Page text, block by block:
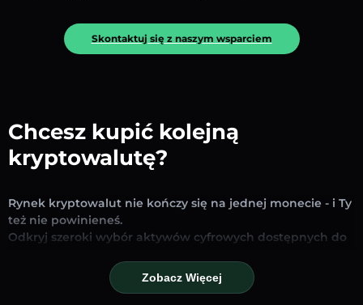
Skontaktuj się z naszym wsparciem
Chcesz kupić kolejną
kryptowalutę?
Rynek kryptowalut nie kończy się na jednej monecie - i Ty
też nie powinieneś.
Odkryj szeroki wybór aktywów cyfrowych dostępnych do
tego, czy szukasz uznanych stablecoinów, obiecujących
altcoinów czy nowych trendujących tokenów – znajdziesz
Zobacz Więcej